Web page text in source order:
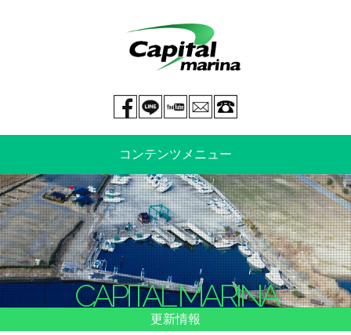
mail
You tube
LINE@
Facebook page
コンテンツメニュー
中古艇情報 新艇情報
船のご売却 整備・特殊艤装
船舶保険 マリーナ情報・料金表
CAPITAL MARINA
更新情報